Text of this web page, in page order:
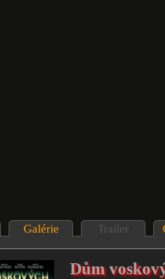
Galérie Trailer
Dům